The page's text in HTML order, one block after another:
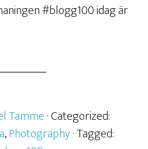
#blogg100 idag är
Tamme· Categorized:
,Photography· Tagged: